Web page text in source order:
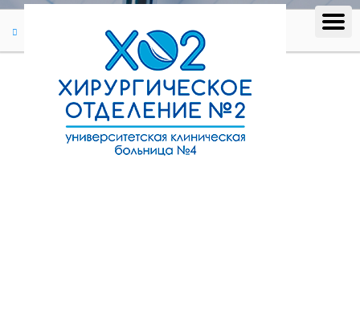
Отзыв #225
Отзыв #225
(03.08.2022)